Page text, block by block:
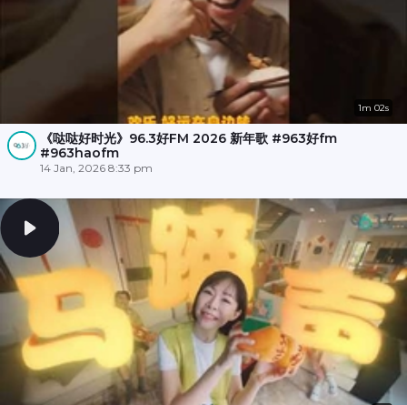
1m 02s
《哒哒好时光》96.3好FM 2026 新年歌 #963好fm
#963haofm
14 Jan, 2026 8:33 pm